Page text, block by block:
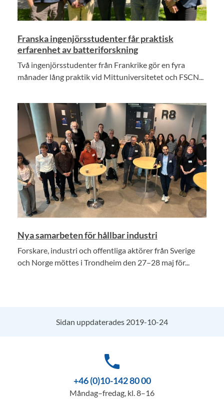
Franska ingenjörsstudenter får praktisk
erfarenhet av batteriforskning
Två ingenjörsstudenter från Frankrike gör en fyra
månader lång praktik vid Mittuniversitetet och FSCN...
Nya samarbeten för hållbar industri
Forskare, industri och offentliga aktörer från Sverige
och Norge möttes i Trondheim den 27–28 maj för...
Sidan uppdaterades 2019-10-24
phone
+46 (0)10-142 80 00
Måndag–fredag, kl. 8–16